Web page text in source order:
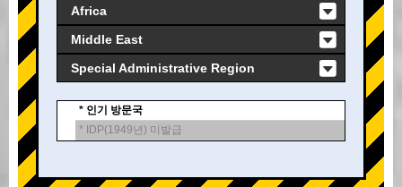
Africa
Middle East
Special Administrative Region
* 인기 방문국
* IDP(1949년) 미발급